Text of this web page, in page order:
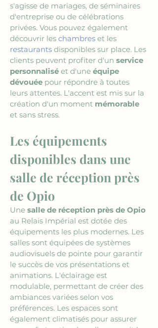
s'agisse de mariages, de séminaires
d'entreprise ou de célébrations
privées. Vous pouvez également
découvrir les chambres et les
restaurants disponibles sur place. Les
clients peuvent profiter d'un service
personnalisé et d'une équipe
dévouée pour répondre à toutes
leurs attentes. L'accent est mis sur la
création d'un moment mémorable
et sans stress.
Les équipements
disponibles dans une
salle de réception près
de Opio
Une salle de réception près de Opio
au Relais Impérial est dotée des
équipements les plus modernes. Les
salles sont équipées de systèmes
audiovisuels de pointe pour garantir
le succès de vos présentations et
animations. L'éclairage est
modulable, permettant de créer des
ambiances variées selon vos
préférences. Les espaces sont
également climatisés pour assurer